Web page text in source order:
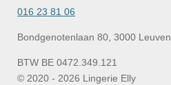
o
k
r
a
016 23 81 06
Bondgenotenlaan 80, 3000 Leuven
BTW BE 0472.349.121
© 2020 - 2026 Lingerie Elly